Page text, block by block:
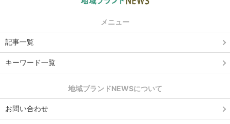
メニュー
記事一覧
キーワード一覧
地域ブランドNEWSについて
お問い合わせ